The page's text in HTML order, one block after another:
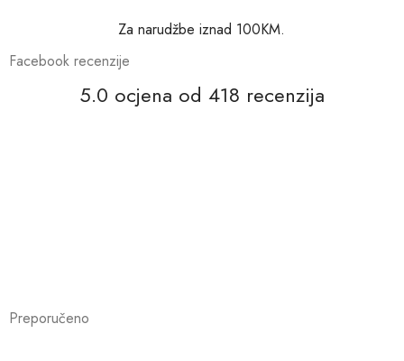
Za narudžbe iznad 100KM.
Facebook recenzije
5.0 ocjena od 418 recenzija
Preporučeno